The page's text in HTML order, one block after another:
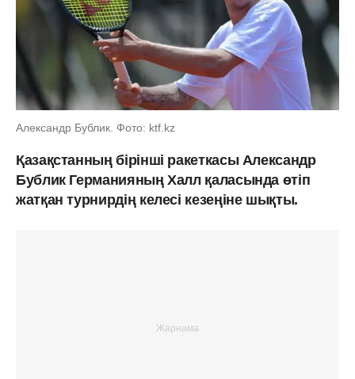
Александр Бублик. Фото: ktf.kz
Қазақстанның бірінші ракеткасы Александр
Бублик Германияның Халл қаласында өтіп
жатқан турнирдің келесі кезеңіне шықты.